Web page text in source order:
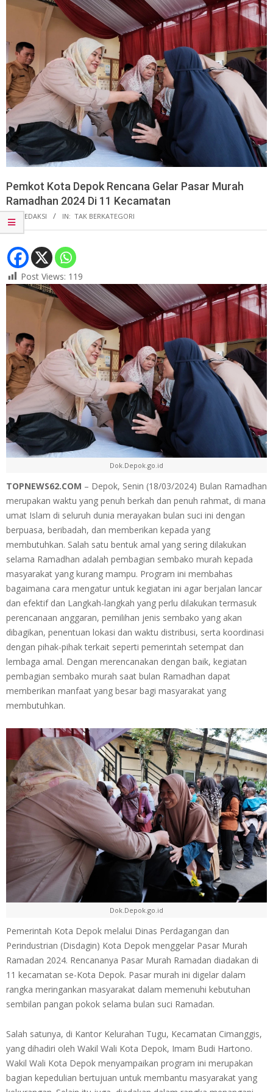
Pemkot Kota Depok Rencana Gelar Pasar Murah
Ramadhan 2024 Di 11 Kecamatan
REDAKSI IN: TAK BERKATEGORI
Post Views: 119
Dok.Depok.go.id
TOPNEWS62.COM – Depok, Senin (18/03/2024) Bulan Ramadhan
merupakan waktu yang penuh berkah dan penuh rahmat, di mana
umat Islam di seluruh dunia merayakan bulan suci ini dengan
berpuasa, beribadah, dan memberikan kepada yang
membutuhkan. Salah satu bentuk amal yang sering dilakukan
selama Ramadhan adalah pembagian sembako murah kepada
masyarakat yang kurang mampu. Program ini membahas
bagaimana cara mengatur untuk kegiatan ini agar berjalan lancar
dan efektif dan Langkah-langkah yang perlu dilakukan termasuk
perencanaan anggaran, pemilihan jenis sembako yang akan
dibagikan, penentuan lokasi dan waktu distribusi, serta koordinasi
dengan pihak-pihak terkait seperti pemerintah setempat dan
lembaga amal. Dengan merencanakan dengan baik, kegiatan
pembagian sembako murah saat bulan Ramadhan dapat
memberikan manfaat yang besar bagi masyarakat yang
membutuhkan.
Dok.Depok.go.id
Pemerintah Kota Depok melalui Dinas Perdagangan dan
Perindustrian (Disdagin) Kota Depok menggelar Pasar Murah
Ramadan 2024. Rencananya Pasar Murah Ramadan diadakan di
11 kecamatan se-Kota Depok. Pasar murah ini digelar dalam
rangka meringankan masyarakat dalam memenuhi kebutuhan
sembilan pangan pokok selama bulan suci Ramadan.
Salah satunya, di Kantor Kelurahan Tugu, Kecamatan Cimanggis,
yang dihadiri oleh Wakil Wali Kota Depok, Imam Budi Hartono.
Wakil Wali Kota Depok menyampaikan program ini merupakan
bagian kepedulian bertujuan untuk membantu masyarakat yang